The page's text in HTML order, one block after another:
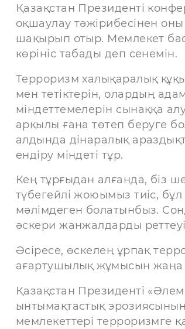
Қазақстан Президенті
оқшаулау тәжірибесінен
шақырып отыр. Мемлекет
көрініс табады деп сенемін.
Терроризм халықаралық
мен тетіктерін, олардың
міндеттемелерін сынаққа
арқылы ғана төтеп беруге
алдында дінаралық
ендіру міндеті тұр.
Кең тұрғыдан алғанда, біз
түбегейлі жоюымыз тиіс,
мәлімдеген болатынбыз.
әскери жанжалдарды
Әсіресе, өскелең ұрпақ
ағартушылық жұмысын жаңа
Қазақстан Президенті
ынтымақтастық эрозиясының
мемлекеттері терроризмге